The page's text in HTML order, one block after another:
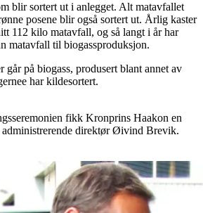
blir sortert ut i anlegget. Alt matavfallet
posene blir også sortert ut. Årlig kaster
112 kilo matavfall, og så langt i år har
matavfall til biogassproduksjon.
på biogass, produsert blant annet av
har kildesortert.
fikk Kronprins Haakon en
direktør Øivind Brevik.